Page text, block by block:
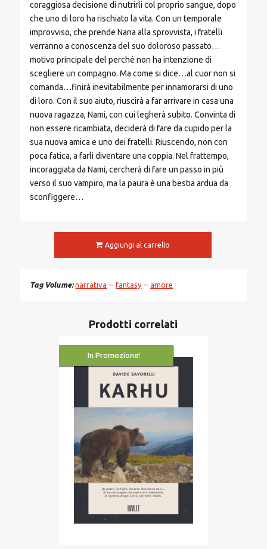
coraggiosa decisione di nutrirli col proprio sangue, dopo
che uno di loro ha rischiato la vita. Con un temporale
improvviso, che prende Nana alla sprovvista, i fratelli
verranno a conoscenza del suo doloroso passato…
motivo principale del perché non ha intenzione di
scegliere un compagno. Ma come si dice…al cuor non si
comanda…finirà inevitabilmente per innamorarsi di uno
di loro. Con il suo aiuto, riuscirà a far arrivare in casa una
nuova ragazza, Nami, con cui legherà subito. Convinta di
non essere ricambiata, deciderà di fare da cupido per la
sua nuova amica e uno dei fratelli. Riuscendo, non con
poca fatica, a farli diventare una coppia. Nel frattempo,
incoraggiata da Nami, cercherà di fare un passo in più
verso il suo vampiro, ma la paura è una bestia ardua da
sconfiggere…
Aggiungi al carrello
Tag Volume narrativa fantasy amore
Prodotti correlati
In Promozione!